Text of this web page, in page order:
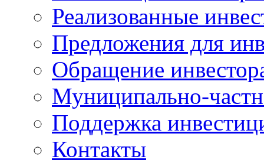
Реализованные
Предложения для
Обращение
Муниципально-
Поддержка
Контакты